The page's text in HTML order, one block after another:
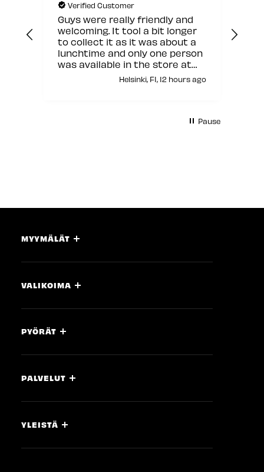
Verified Customer
Guys were really friendly and
welcoming. It tool a bit longer
to collect it as it was about a
lunchtime and only one person
was available in the store at
that moment but other than
Helsinki, FI, 12 hours ago
Pause
MYYMÄLÄT
VALIKOIMA
PYÖRÄT
PALVELUT
YLEISTÄ